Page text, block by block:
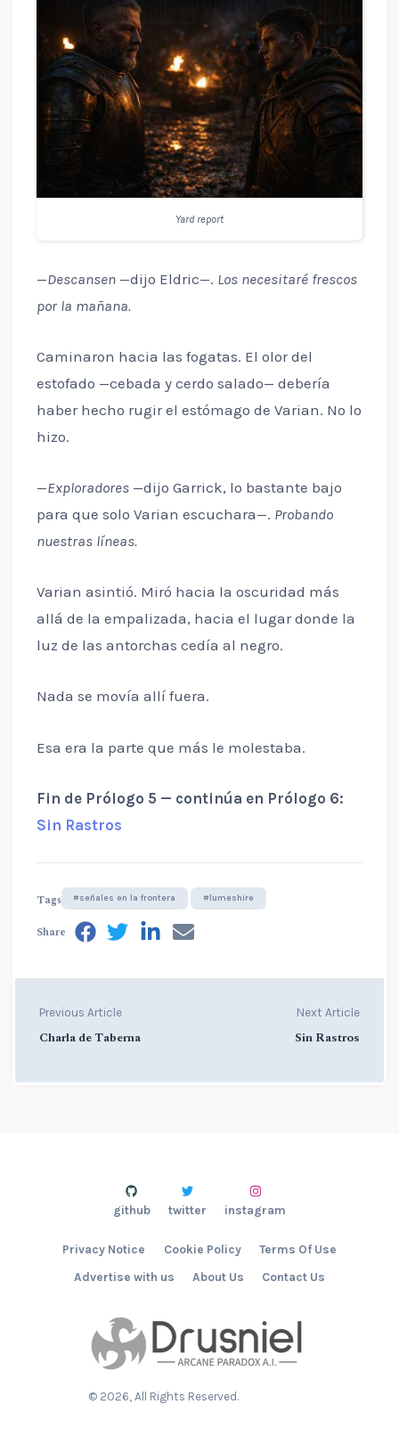
Yard report
—Descansen—dijo Eldric—. Los necesitaré frescos
por la mañana.
Caminaron hacia las fogatas. El olor del
estofado —cebada y cerdo salado— debería
haber hecho rugir el estómago de Varian. No lo
hizo.
—Exploradores—dijo Garrick, lo bastante bajo
para que solo Varian escuchara—. Probando
nuestras líneas.
Varian asintió. Miró hacia la oscuridad más
allá de la empalizada, hacia el lugar donde la
luz de las antorchas cedía al negro.
Nada se movía allí fuera.
Esa era la parte que más le molestaba.
Fin de Prólogo 5 — continúa en Prólogo 6:
Sin Rastros
Tags #señales en la frontera #lumeshire
Share
Previous Article
Charla de Taberna
Next Article
Sin Rastros
© 2026 , All Rights Reserved.
Advertise with us About Us Contact Us
Privacy Notice Cookie Policy Terms Of Use
github twitter instagram